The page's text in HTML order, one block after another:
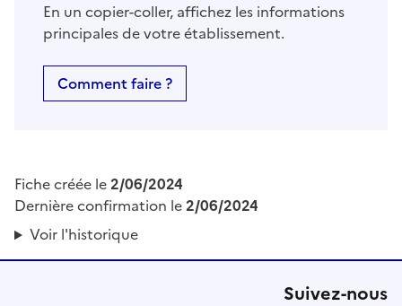
En un copier-coller, affichez les informations
principales de votre établissement.
Comment faire ?
Fiche créée le2/06/2024
Dernière confirmation le2/06/2024
Voir l'historique
Suivez-nous